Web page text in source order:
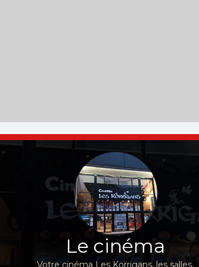
Le cinéma
Votre cinéma Les Korrigans, les salles,